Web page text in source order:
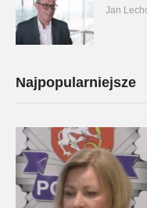
Jan
Najpopularniejsze